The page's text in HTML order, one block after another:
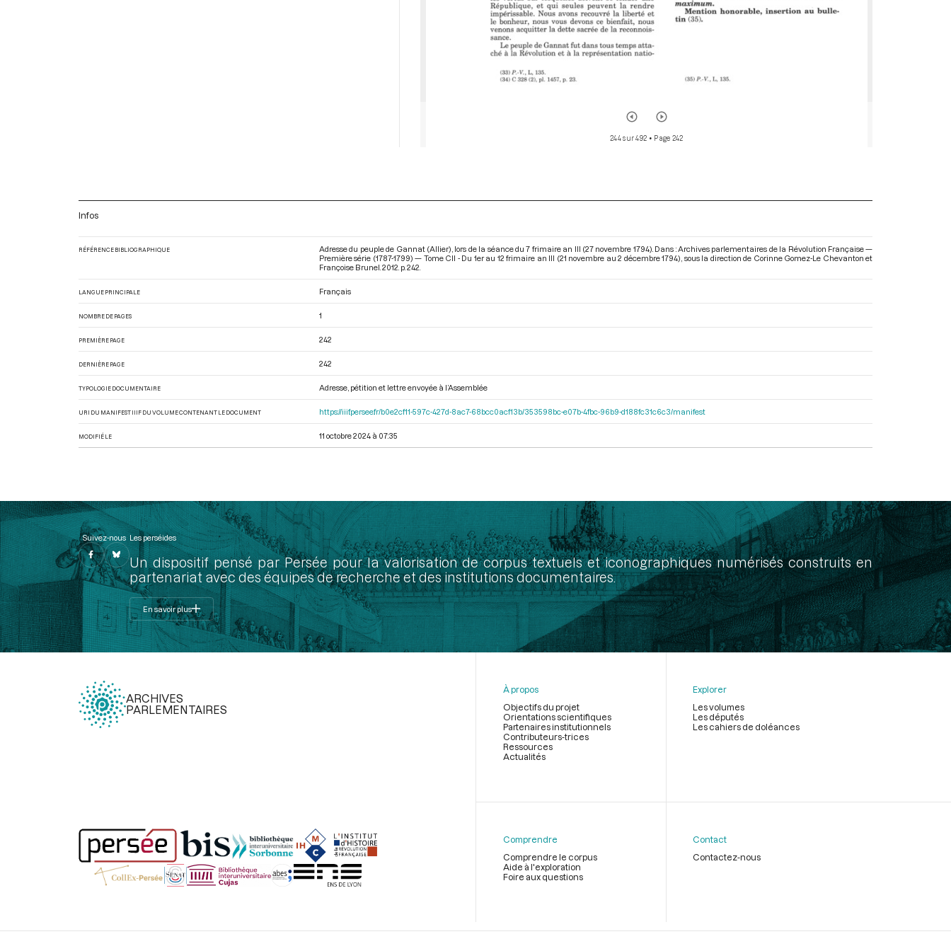
244 sur 492 • Page 242
Infos
RÉFÉRENCE BIBLIOGRAPHIQUE
Adresse du peuple de Gannat (Allier), lors de la séance du 7 frimaire an III (27 novembre 1794). Dans : Archives parlementaires de la Révolution Française —
Première série (1787-1799) — Tome CII - Du 1er au 12 frimaire an III (21 novembre au 2 décembre 1794) , sous la direction de Corinne Gomez-Le Chevanton et
Françoise Brunel. 2012. p. 242.
LANGUE PRINCIPALE Français
NOMBRE DE PAGES 1
PREMIÈRE PAGE 242
DERNIÈRE PAGE 242
TYPOLOGIE DOCUMENTAIRE Adresse, pétition et lettre envoyée à l’Assemblée
URI DU MANIFEST IIIF DU VOLUME CONTENANT LE DOCUMENT https://iiif.persee.fr/b0e2cf11-597c-427d-8ac7-68bcc0acf13b/353598bc-e07b-4fbc-96b9-d188fc31c6c3/manifest
MODIFIÉ LE 11 octobre 2024 à 07:35
Suivez-nous Les perséides
Un dispositif pensé par Persée pour la valorisation de corpus textuels et iconographiques numérisés construits en
partenariat avec des équipes de recherche et des institutions documentaires.
En savoir plus
ARCHIVES
PARLEMENTAIRES
page
À propos
Objectifs du projet
Orientations scientifiques
Partenaires institutionnels
Contributeurs-trices
Ressources
Actualités
Explorer
Les volumes
Les députés
Les cahiers de doléances
Comprendre
Comprendre le corpus
Aide à l'exploration
Foire aux questions
Contact
Contactez-nous
Légal